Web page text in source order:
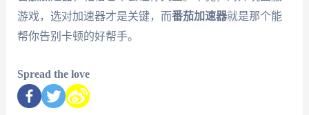
游戏，选对加速器才是关键，而番茄加速器就是那个能
帮你告别卡顿的好帮手。
Spread the love